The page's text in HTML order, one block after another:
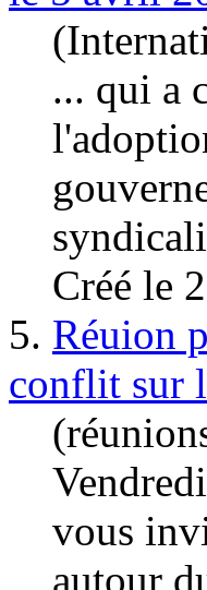
... qui a
Créé le
5. Réuion
conflit sur
vous
autour